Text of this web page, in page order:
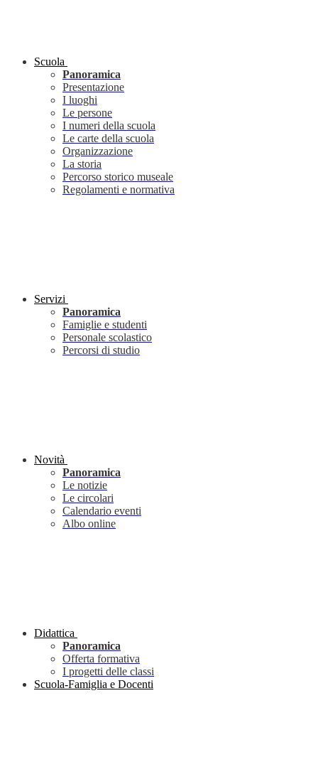
Scuola
Panoramica
Presentazione
I luoghi
Le persone
I numeri della scuola
Le carte della scuola
Organizzazione
La storia
Percorso storico museale
Regolamenti e normativa
Servizi
Panoramica
Famiglie e studenti
Personale scolastico
Percorsi di studio
Novità
Panoramica
Le notizie
Le circolari
Calendario eventi
Albo online
Didattica
Panoramica
Offerta formativa
I progetti delle classi
Scuola-Famiglia e Docenti